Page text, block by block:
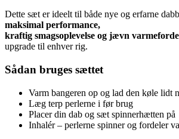
Dette sæt er ideelt til både nye og erfarne
maksimal performance,
kraftig smagsoplevelse og jævn
upgrade til enhver rig.
Sådan bruges sættet
Varm bangeren op og lad den køle lidt
Læg terp perlerne i før brug
Placer din dab og sæt spinnerhætten på
Inhalér – perlerne spinner og fordeler